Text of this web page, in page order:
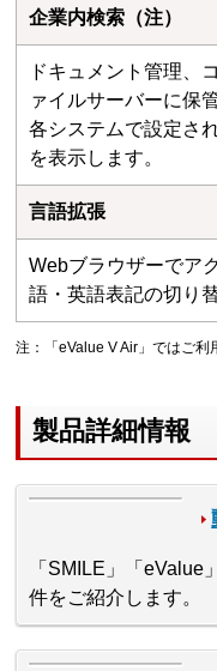
企業内検索（注）
ドキュメント管理、
ァイルサーバーに保
各システムで設定さ
を表示します。
言語拡張
Webブラウザーでア
語・英語表記の切り
注：「eValue V Air」ではご利
製品詳細情報
「SMILE」「
件をご紹介します。